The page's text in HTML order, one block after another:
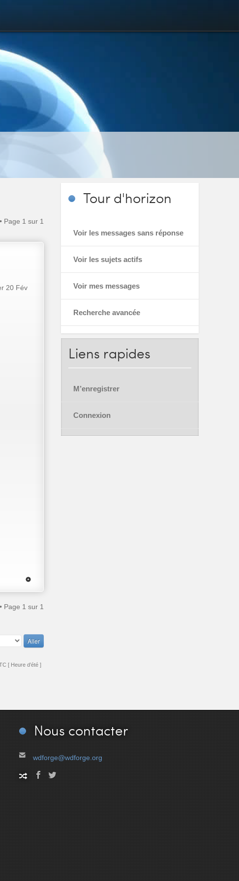
Page 1 sur 1
20 Fév
Page 1 sur 1
[ Heure d’été ]
Tour d'horizon
Voir les messages sans réponse
Voir les sujets actifs
Voir mes messages
Recherche avancée
Liens rapides
M’enregistrer
Connexion
Nous contacter
wdforge@wdforge.org